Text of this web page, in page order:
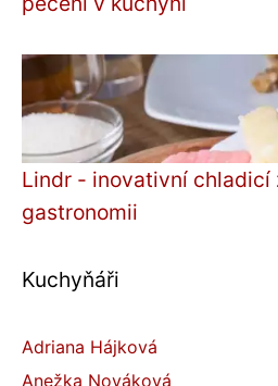
Lindr - inovativní chladicí
gastronomii
Kuchyňáři
Adriana Hájková
Anežka Nováková